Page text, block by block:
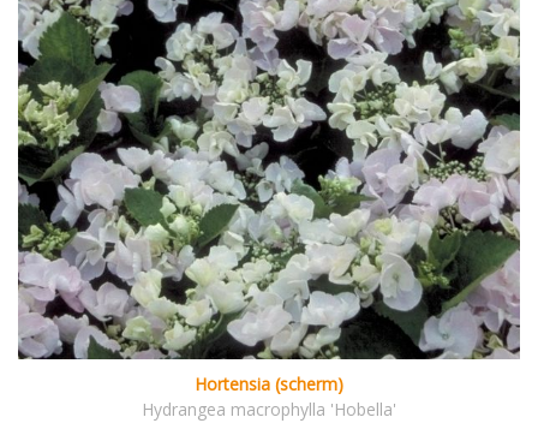
Hortensia (scherm)
Hydrangea macrophylla 'Hobella'